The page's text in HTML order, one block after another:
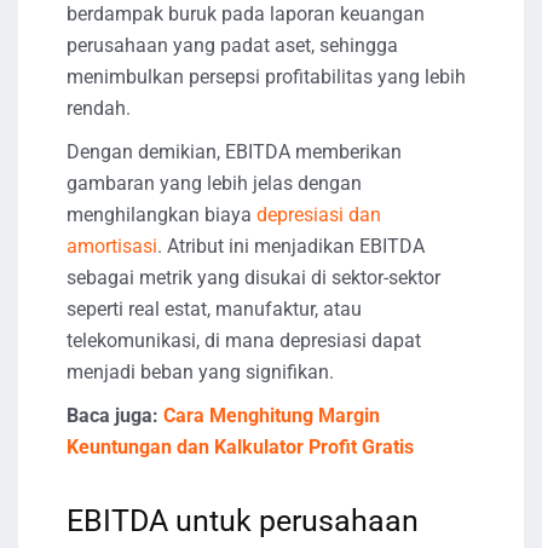
berdampak buruk pada laporan keuangan
perusahaan yang padat aset, sehingga
menimbulkan persepsi profitabilitas yang lebih
rendah.
Dengan demikian, EBITDA memberikan
gambaran yang lebih jelas dengan
menghilangkan biaya depresiasi dan
amortisasi. Atribut ini menjadikan EBITDA
sebagai metrik yang disukai di sektor-sektor
seperti real estat, manufaktur, atau
telekomunikasi, di mana depresiasi dapat
menjadi beban yang signifikan.
Baca juga: Cara Menghitung Margin
Keuntungan dan Kalkulator Profit Gratis
EBITDA untuk perusahaan